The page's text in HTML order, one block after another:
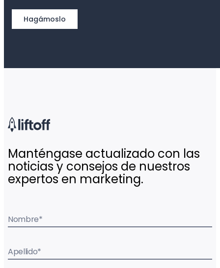
Hagámoslo
Manténgase actualizado con las
noticias y consejos de nuestros
expertos en marketing.
Nombre*
Apellido*